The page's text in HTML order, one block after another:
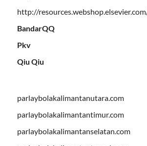
http://
BandarQQ
Pkv
Qiu Qiu
parlaybolakalimantanutara.com
parlaybolakalimantantimur.com
parlaybolakalimantanselatan.com